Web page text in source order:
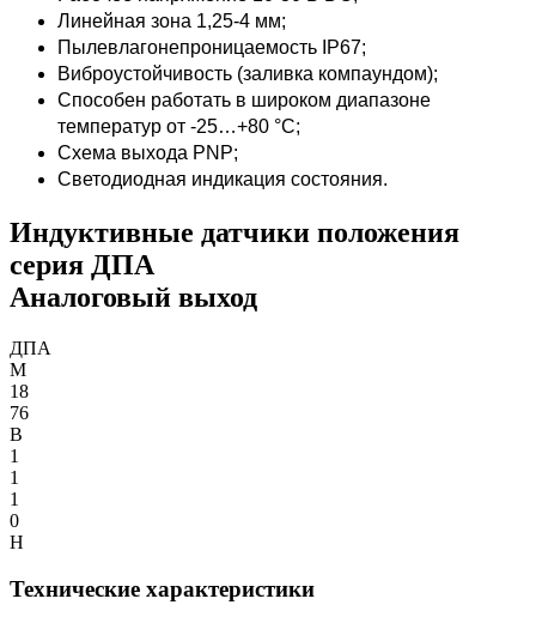
Линейная зона 1,25-4 мм;
Пылевлагонепроницаемость IP67;
Виброустойчивость (заливка компаундом);
Способен работать в широком диапазоне
температур от -25…+80 °С;
Схема выхода PNP;
Светодиодная индикация состояния.
Индуктивные датчики положения
серия ДПА
Аналоговый выход
ДПА
М
18
76
В
1
1
1
0
Н
Технические характеристики